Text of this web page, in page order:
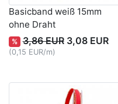
Basicband weiß 15mm
ohne Draht
% 3,86 EUR 3,08 EUR
(0,15 EUR/m)